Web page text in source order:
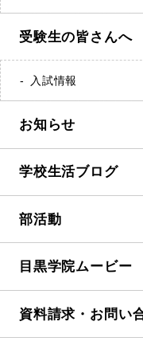
受験生の皆さんへ
入試情報
お知らせ
学校生活ブログ
部活動
目黒学院ムービー
資料請求・お問い